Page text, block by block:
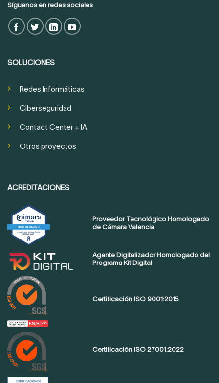
Síguenos en redes sociales
SOLUCIONES
Redes Informáticas
Ciberseguridad
Contact Center + IA
Otros proyectos
ACREDITACIONES
Proveedor Tecnológico Homologado
de Cámara Valencia
Agente Digitalizador Homologado del
Programa Kit Digital
Certificación ISO 9001:2015
Certificación ISO 27001:2022